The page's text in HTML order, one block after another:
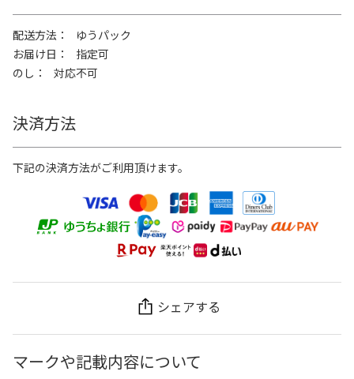
配送方法
ゆうパック
お届け日
指定可
のし
対応不可
決済方法
下記の決済方法がご利用頂けます。
シェアする
マークや記載内容について